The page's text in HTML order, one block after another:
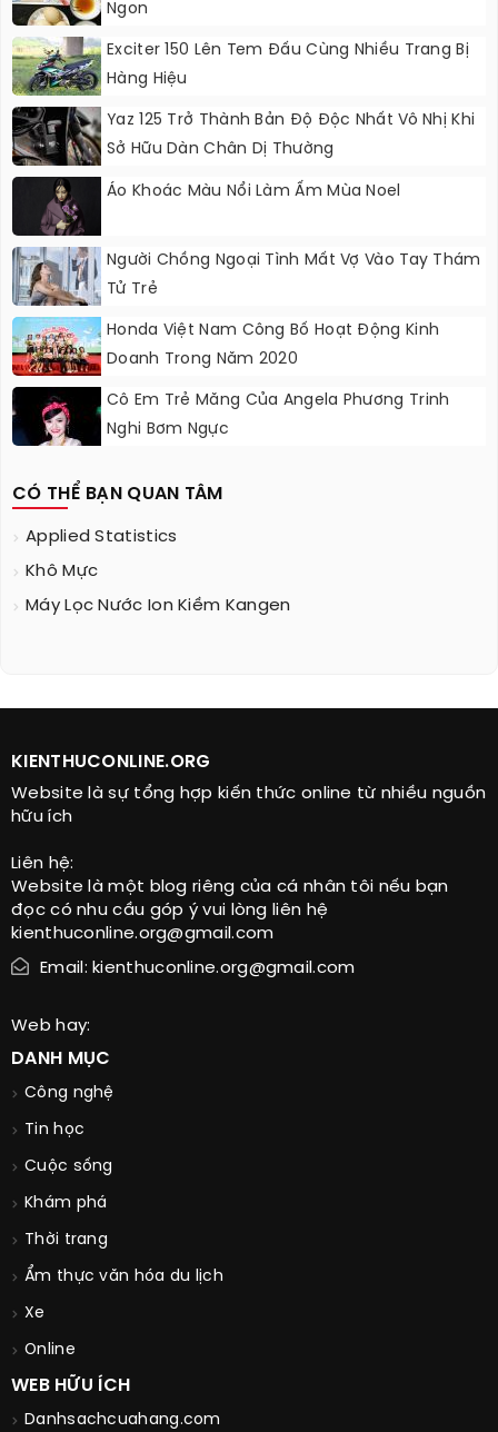
Ngon
Exciter 150 Lên Tem Đấu Cùng Nhiều Trang Bị
Hàng Hiệu
Yaz 125 Trở Thành Bản Độ Độc Nhất Vô Nhị Khi
Sở Hữu Dàn Chân Dị Thường
Áo Khoác Màu Nổi Làm Ấm Mùa Noel
Người Chồng Ngoại Tình Mất Vợ Vào Tay Thám
Tử Trẻ
Honda Việt Nam Công Bố Hoạt Động Kinh
Doanh Trong Năm 2020
Cô Em Trẻ Măng Của Angela Phương Trinh
Nghi Bơm Ngực
CÓ THỂ BẠN QUAN TÂM
Applied Statistics
Khô Mực
Máy Lọc Nước Ion Kiềm Kangen
KIENTHUCONLINE.ORG
Website là sự tổng hợp kiến thức online từ nhiều nguồn
hữu ích
Liên hệ:
Website là một blog riêng của cá nhân tôi nếu bạn
đọc có nhu cầu góp ý vui lòng liên hệ
kienthuconline.org@gmail.com
Email: kienthuconline.org@gmail.com
Web hay:
DANH MỤC
Công nghệ
Tin học
Cuộc sống
Khám phá
Thời trang
Ẩm thực văn hóa du lịch
Xe
Online
WEB HỮU ÍCH
Danhsachcuahang.com